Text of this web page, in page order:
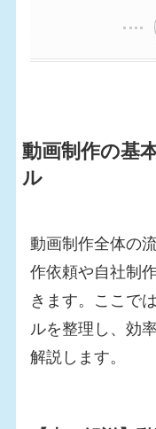
動画制作の基
ル
動画制作全体の
作依頼や自社制
きます。ここで
ルを整理し、効
解説します。